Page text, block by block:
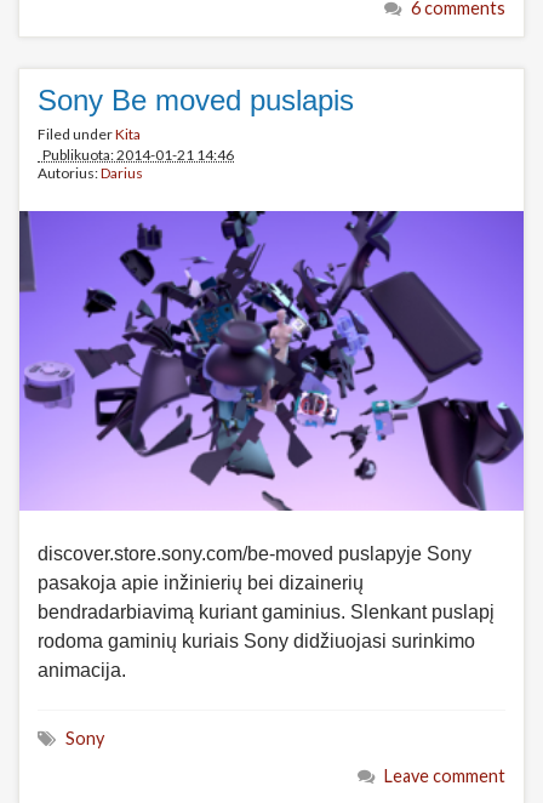
6 comments
Sony Be moved puslapis
Filed underKita
Publikuota: 2014-01-21 14:46
Autorius:Darius
discover.store.sony.com/be-moved puslapyje Sony
pasakoja apie inžinierių bei dizainerių
bendradarbiavimą kuriant gaminius. Slenkant puslapį
rodoma gaminių kuriais Sony didžiuojasi surinkimo
animacija.
Sony
Leave comment